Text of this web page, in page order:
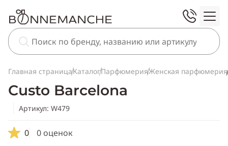
Главная страницаКаталогПарфюмерияЖенская парфюмерия
Custo Barcelona
Артикул: W479
0 0 оценок